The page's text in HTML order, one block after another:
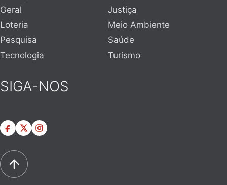
Geral
Justiça
Loteria
Meio Ambiente
Pesquisa
Saúde
Tecnologia
Turismo
SIGA-NOS